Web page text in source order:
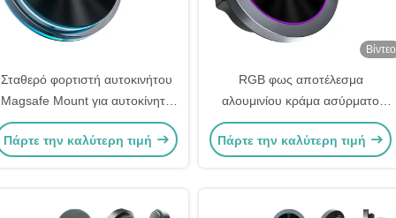
Σταθερό φορτιστή αυτοκινήτου
Magsafe Mount για αυτοκίνητο
με κρυστάλλινο φωτισμό
περιβάλλοντος και σχεδιασμό
Πάρτε την καλύτερη τιμή
Βίντεο
RGB φως αποτέλεσμα
αλουμινίου κράμα ασύρματο
φορτιστή αυτοκινήτου Mount
ένα χέρι λειτουργία
Πάρτε την καλύτερη τιμή